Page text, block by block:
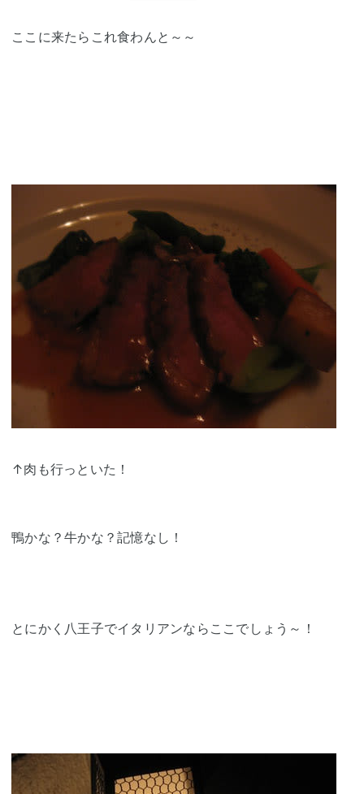
ここに来たらこれ食わんと～～
↑肉も行っといた！
鴨かな？牛かな？記憶なし！
とにかく八王子でイタリアンならここでしょう～！